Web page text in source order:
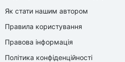
Як стати нашим автором
Правила користування
Правова інформація
Політика конфіденційності